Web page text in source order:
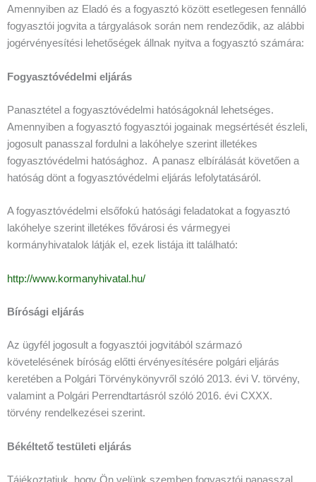
Amennyiben az Eladó és a fogyasztó között esetlegesen fennálló
fogyasztói jogvita a tárgyalások során nem rendeződik, az alábbi
jogérvényesítési lehetőségek állnak nyitva a fogyasztó számára:
Fogyasztóvédelmi eljárás
Panasztétel a fogyasztóvédelmi hatóságoknál lehetséges.
Amennyiben a fogyasztó fogyasztói jogainak megsértését észleli,
jogosult panasszal fordulni a lakóhelye szerint illetékes
fogyasztóvédelmi hatósághoz. A panasz elbírálását követően a
hatóság dönt a fogyasztóvédelmi eljárás lefolytatásáról.
A fogyasztóvédelmi elsőfokú hatósági feladatokat a fogyasztó
lakóhelye szerint illetékes fővárosi és vármegyei
kormányhivatalok látják el, ezek listája itt található:
http://www.kormanyhivatal.hu/
Bírósági eljárás
Az ügyfél jogosult a fogyasztói jogvitából származó
követelésének bíróság előtti érvényesítésére polgári eljárás
keretében a Polgári Törvénykönyvről szóló 2013. évi V. törvény,
valamint a Polgári Perrendtartásról szóló 2016. évi CXXX.
törvény rendelkezései szerint.
Békéltető testületi eljárás